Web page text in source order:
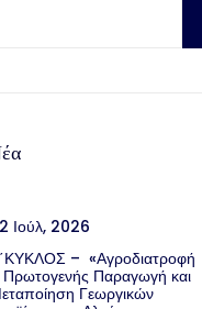
Ιούλ, 2026
– «Αγροδιατροφή
Παραγωγή και
Γεωργικών